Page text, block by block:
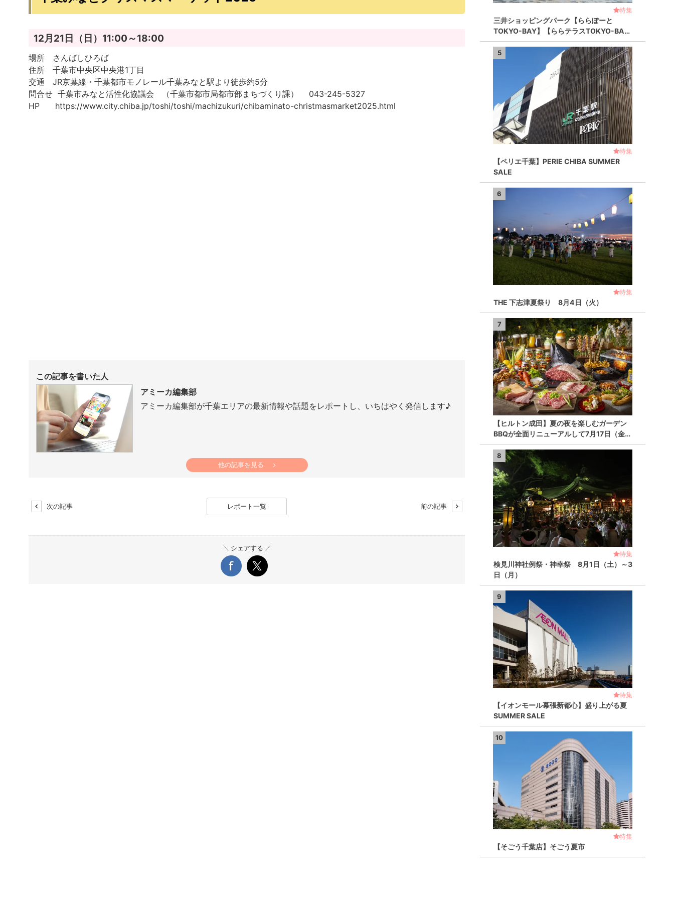
12月21日（日）11:00～18:00
場所 さんばしひろば
住所 千葉市中央区中央港1丁目
交通 JR京葉線・千葉都市モノレール千葉みなと駅より徒歩約5分
問合せ 千葉市みなと活性化協議会 （千葉市都市局都市部まちづくり課） 043-245-5327
HP https://www.city.chiba.jp/toshi/toshi/machizukuri/chibaminato-christmasmarket2025.html
この記事を書いた人
アミーカ編集部
アミーカ編集部が千葉エリアの最新情報や話題をレポートし、いちはやく発信します♪
他の記事を見る
次の記事 レポート一覧 前の記事
シェアする
特集
三井ショッピングパーク【ららぽーと
TOKYO-BAY】【ららテラスTOKYO-BA…
5
特集
【ペリエ千葉】PERIE CHIBA SUMMER
SALE
6
特集
THE 下志津夏祭り 8月4日（火）
7
【ヒルトン成田】夏の夜を楽しむガーデン
BBQが全面リニューアルして7月17日（金…
8
特集
検見川神社例祭・神幸祭 8月1日（土）～3
日（月）
9
特集
【イオンモール幕張新都心】盛り上がる夏
SUMMER SALE
10
特集
【そごう千葉店】そごう夏市